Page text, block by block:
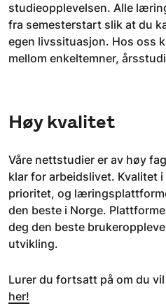
studieopplevelsen. Alle
fra semesterstart slik at du
egen livssituasjon. Hos oss
mellom enkeltemner,
Høy kvalitet
Våre nettstudier er av høy
klar for arbeidslivet. Kvalitet
prioritet, og
den beste i Norge.
deg den beste
utvikling.
Lurer du fortsatt på om du
her!